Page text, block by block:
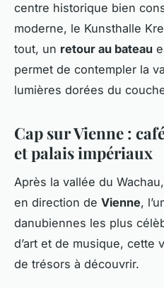
centre historique bien
moderne, le Kunsthalle
tout, un retour au bateau
permet de contempler la
lumières dorées du
Cap sur Vienne :
et palais impériaux
Après la vallée du
en direction de Vienne,
danubiennes les plus
d’art et de musique, cette
de trésors à découvrir.